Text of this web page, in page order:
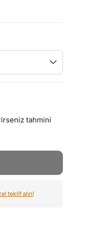
tahmini
teklif alın!